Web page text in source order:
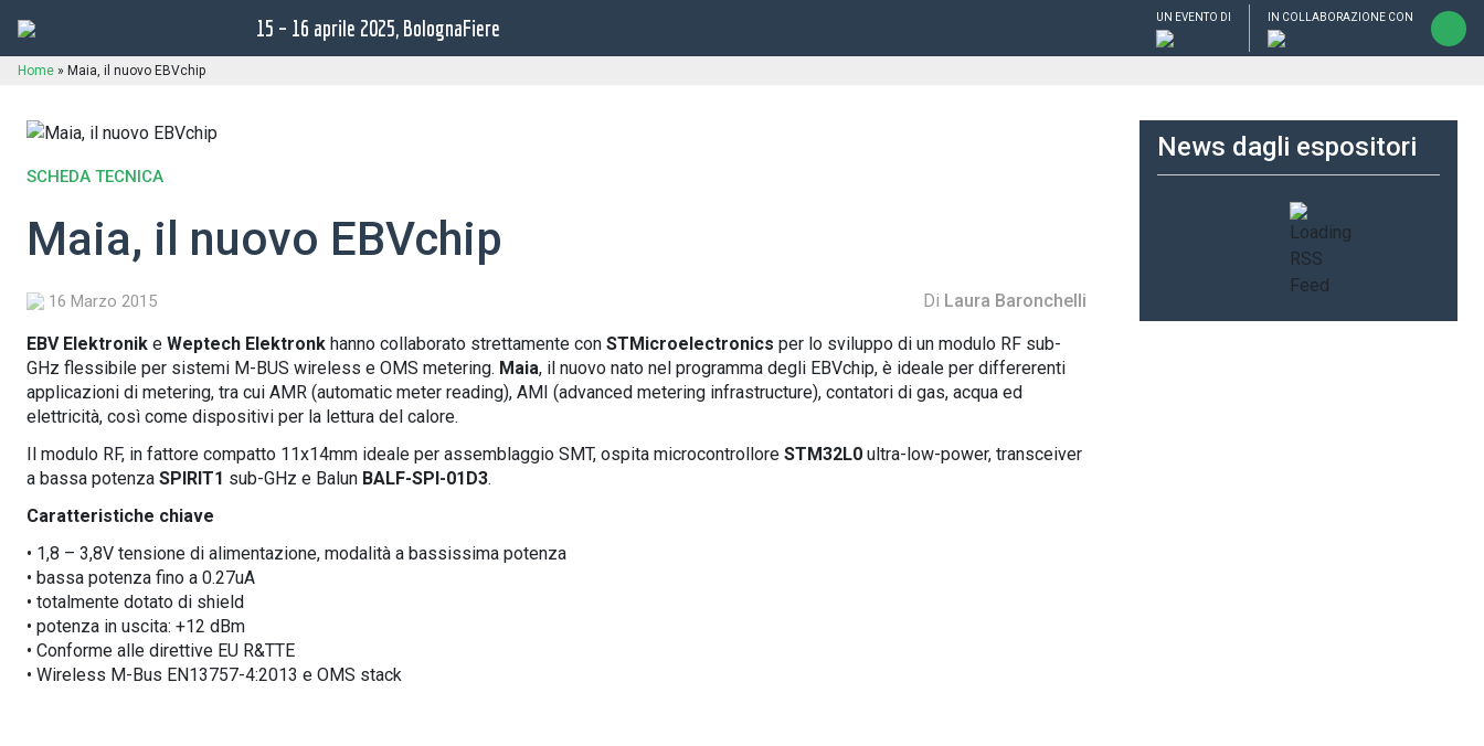
15 – 16 aprile 2025, BolognaFiere UN EVENTO DI IN COLLABORAZIONE CON
Home » Maia, il nuovo EBVchip
SCHEDA TECNICA
Maia, il nuovo EBVchip
16 Marzo 2015 Di Laura Baronchelli
EBV Elektronik e Weptech Elektronk hanno collaborato strettamente con STMicroelectronics per lo sviluppo di un modulo RF sub-
GHz flessibile per sistemi M-BUS wireless e OMS metering. Maia, il nuovo nato nel programma degli EBVchip, è ideale per differerenti
applicazioni di metering, tra cui AMR (automatic meter reading), AMI (advanced metering infrastructure), contatori di gas, acqua ed
elettricità, così come dispositivi per la lettura del calore.
Il modulo RF, in fattore compatto 11x14mm ideale per assemblaggio SMT, ospita microcontrollore STM32L0 ultra-low-power, transceiver
a bassa potenza SPIRIT1 sub-GHz e Balun BALF-SPI-01D3.
Caratteristiche chiave
• 1,8 – 3,8V tensione di alimentazione, modalità a bassissima potenza
• bassa potenza fino a 0.27uA
• totalmente dotato di shield
• potenza in uscita: +12 dBm
• Conforme alle direttive EU R&TTE
• Wireless M-Bus EN13757-4:2013 e OMS stack
News dagli espositori